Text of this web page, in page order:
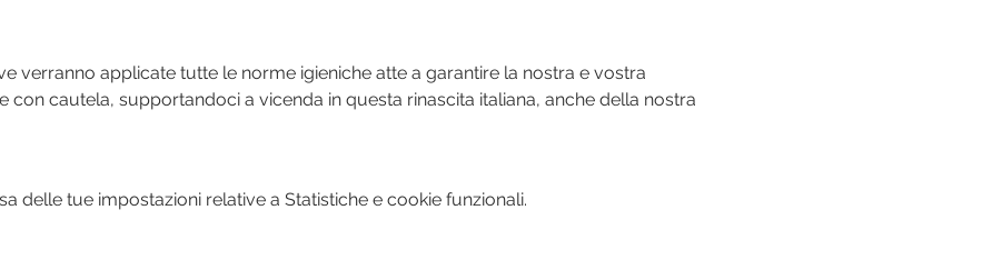
verranno applicate tutte le norme igieniche atte a garantire la nostra e vostra
con cautela, supportandoci a vicenda in questa rinascita italiana, anche della nostra
delle tue impostazioni relative a Statistiche e cookie funzionali.